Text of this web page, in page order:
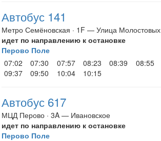
Автобус 141
Метро Семёновская · 1F — Улица Молостовых
идет по направлению к остановке
Перово Поле
07:02
07:30 07:57 08:23 08:39 08:55
09:37
09:50 10:04 10:15
Автобус 617
МЦД Перово · 3A — Ивановское
идет по направлению к остановке
Перово Поле